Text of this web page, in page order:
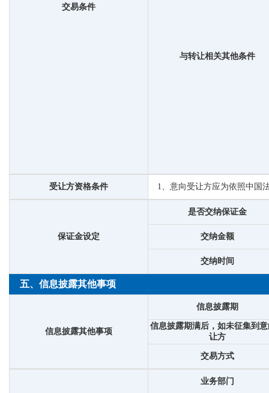
交易条件
与转让相关其他条件
受让方资格条件 1、意向受让方应为依照中国
保证金设定
是否交纳保证金
交纳金额
交纳时间
五、信息披露其他事项
信息披露其他事项
信息披露期
信息披露期满后，如未征集到
让方
交易方式
业务部门